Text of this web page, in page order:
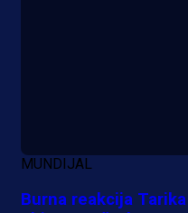
MUNDIJAL
Burna reakcija